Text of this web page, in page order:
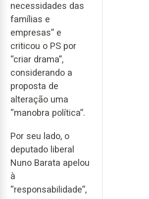
necessidades das
famílias e
empresas” e
criticou o PS por
“criar drama”,
considerando a
proposta de
alteração uma
“manobra política”.
Por seu lado, o
deputado liberal
Nuno Barata apelou
à
“responsabilidade”,